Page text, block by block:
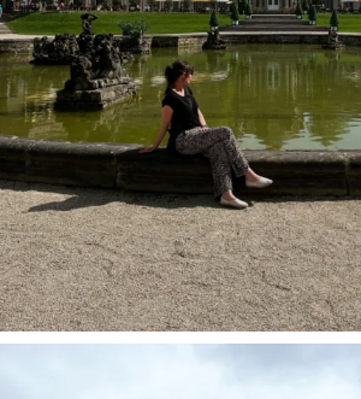
Frühling im Tannheimer Tal haben wir uns irgen